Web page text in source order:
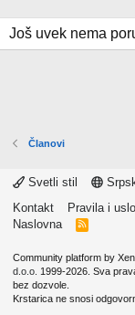
Još uvek nema
Članovi
Svetli stil
Kontakt
Pravila i
Naslovna
R
Community platform by
d.o.o. 1999-2026. Sva
bez dozvole.
Krstarica ne snosi